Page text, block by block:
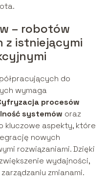
– robotów
z istniejącymi
do
wymaga
procesów
systemów oraz
kluczowe aspekty, które
nowych
rozwiązaniami. Dzięki
wydajności,
zmianami.